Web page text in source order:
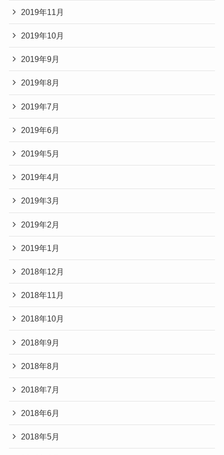
2019年11月
2019年10月
2019年9月
2019年8月
2019年7月
2019年6月
2019年5月
2019年4月
2019年3月
2019年2月
2019年1月
2018年12月
2018年11月
2018年10月
2018年9月
2018年8月
2018年7月
2018年6月
2018年5月